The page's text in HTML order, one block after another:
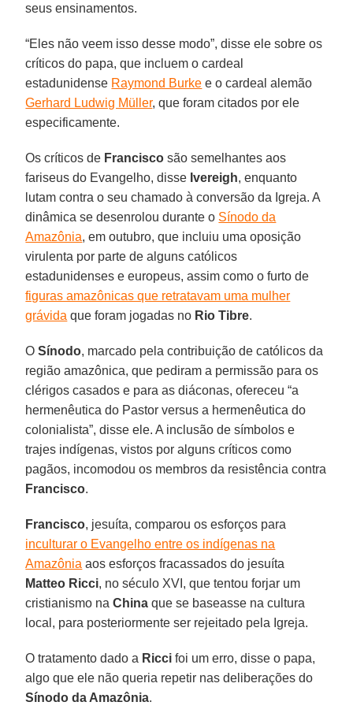
seus ensinamentos.
“Eles não veem isso desse modo”, disse ele sobre os
críticos do papa, que incluem o cardeal
estadunidense Raymond Burke e o cardeal alemão
Gerhard Ludwig Müller, que foram citados por ele
especificamente.
Os críticos de Francisco são semelhantes aos
fariseus do Evangelho, disse Ivereigh, enquanto
lutam contra o seu chamado à conversão da Igreja. A
dinâmica se desenrolou durante o Sínodo da
Amazônia, em outubro, que incluiu uma oposição
virulenta por parte de alguns católicos
estadunidenses e europeus, assim como o furto de
figuras amazônicas que retratavam uma mulher
grávida que foram jogadas no Rio Tibre.
OSínodo, marcado pela contribuição de católicos da
região amazônica, que pediram a permissão para os
clérigos casados e para as diáconas, ofereceu “a
hermenêutica do Pastor versus a hermenêutica do
colonialista”, disse ele. A inclusão de símbolos e
trajes indígenas, vistos por alguns críticos como
pagãos, incomodou os membros da resistência contra
Francisco.
Francisco, jesuíta, comparou os esforços para
inculturar o Evangelho entre os indígenas na
Amazônia aos esforços fracassados do jesuíta
Matteo Ricci, no século XVI, que tentou forjar um
cristianismo naChina que se baseasse na cultura
local, para posteriormente ser rejeitado pela Igreja.
O tratamento dado a Ricci foi um erro, disse o papa,
algo que ele não queria repetir nas deliberações do
Sínodo da Amazônia.